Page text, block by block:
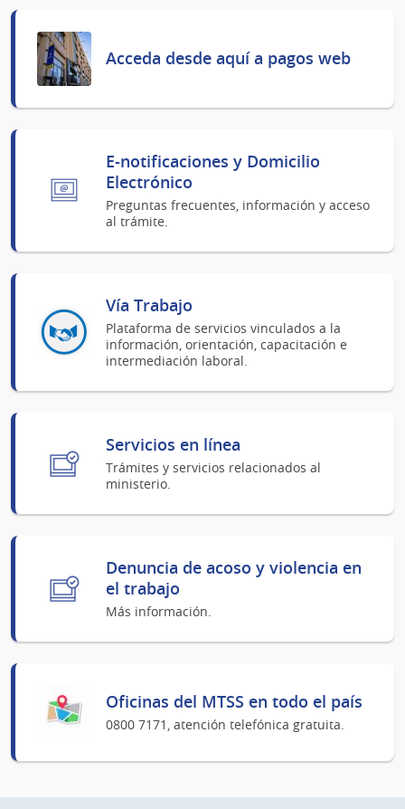
Acceda desde aquí a pagos web
E-notificaciones y Domicilio
Electrónico
Preguntas frecuentes, información y acceso
al trámite.
Vía Trabajo
Plataforma de servicios vinculados a la
información, orientación, capacitación e
intermediación laboral.
Servicios en línea
Trámites y servicios relacionados al
ministerio.
Denuncia de acoso y violencia en
el trabajo
Más información.
Oficinas del MTSS en todo el país
0800 7171, atención telefónica gratuita.